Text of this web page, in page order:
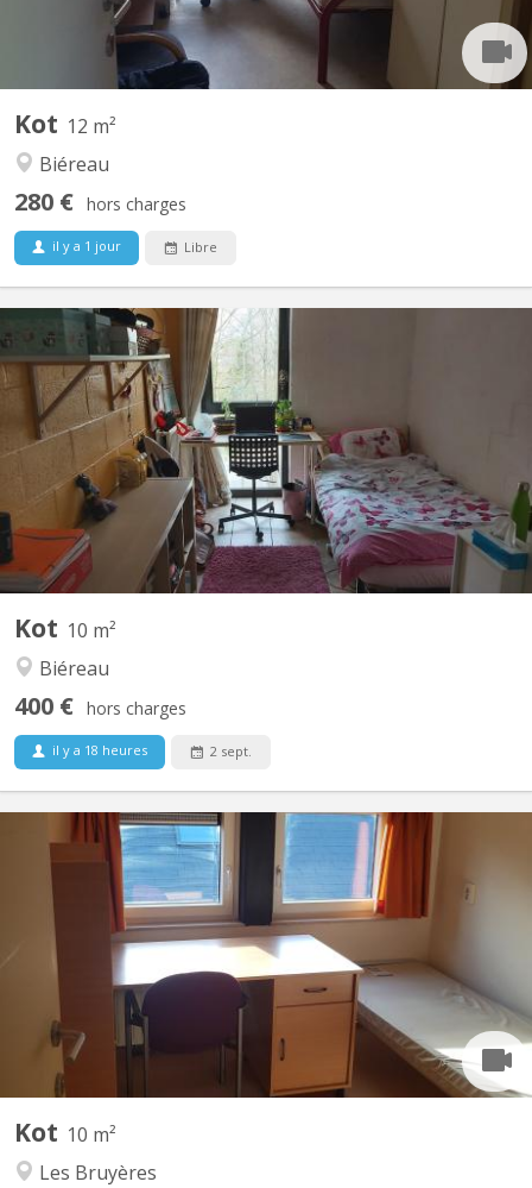
Kot 12 m²
Biéreau
280 € hors charges
il y a 1 jour Libre
Kot 10 m²
Biéreau
400 € hors charges
il y a 18 heures 2 sept.
Bonjour. ATTENTION LE KOT N’est plus disponible pour l’ANNÉE
26-27. LE KOT EST LOUÉ! Le loyer est de 500 euros tout compris
(location de mobiliers, taxes, charges) . Il est équipé de meubles
(bureau réglable en hauteur, chaise de bureau, penderie,
commode, un lavabo (eau chaude, eau froide),...
Kot 10 m²
Les Bruyères
Kot/chambre situé au passage des Dinandiers 22 - 309, dans le
quartier des Bruyères Dans un communautaire de 10 chambres
avec 3 douches et 3 WC. Central, dans le quartier des Bruyères,
proche de la Grand place de l'Université (à 4 minutes à pied), et
des commerces et facultés multiples. A 1...